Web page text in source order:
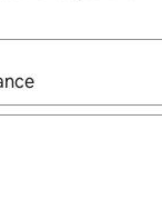
s'affichent, utilisez